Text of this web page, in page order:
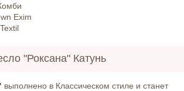
Exim
Textil
"Роксана" Катунь
выполнено в Классическом стиле и станет